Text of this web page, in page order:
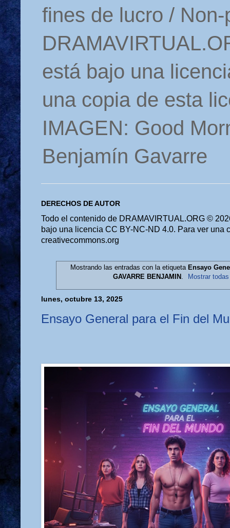
fines de lucro /
está bajo una
una copia de esta
IMAGEN: Good
Benjamín Gavarre
DERECHOS DE AUTOR
Todo el contenido de DRAMAVIRTUAL.ORG ©
bajo una licencia CC BY-NC-ND 4.0. Para ver una
creativecommons.org
Mostrando las entradas con la etiqueta Ensayo
GAVARRE BENJAMIN . Mostrar
lunes, octubre 13, 2025
Ensayo General para el Fin del